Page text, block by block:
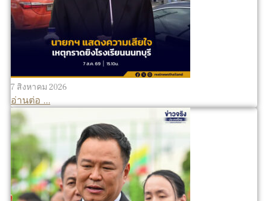
7 สิงหาคม 2026
อ่านต่อ ...